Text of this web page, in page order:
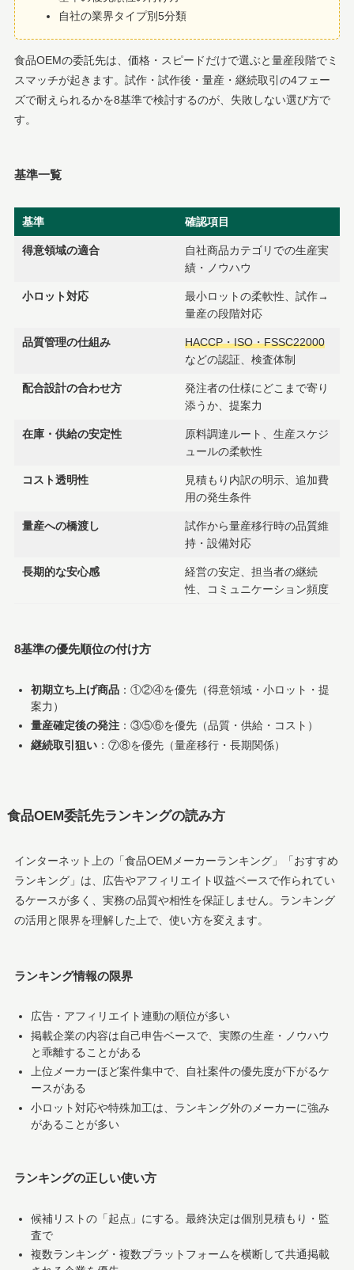
自社の業界タイプ別5分類
食品OEMの委託先は、価格・スピードだけで選ぶと量産段階でミ
スマッチが起きます。試作・試作後・量産・継続取引の4フェー
ズで耐えられるかを8基準で検討するのが、失敗しない選び方で
す。
基準一覧
基準 確認項目
得意領域の適合
自社商品カテゴリでの生産実
績・ノウハウ
小ロット対応
最小ロットの柔軟性、試作→
量産の段階対応
品質管理の仕組み
HACCP・ISO・FSSC22000
などの認証、検査体制
配合設計の合わせ方
発注者の仕様にどこまで寄り
添うか、提案力
在庫・供給の安定性
原料調達ルート、生産スケジ
ュールの柔軟性
コスト透明性
見積もり内訳の明示、追加費
用の発生条件
量産への橋渡し
試作から量産移行時の品質維
持・設備対応
長期的な安心感
経営の安定、担当者の継続
性、コミュニケーション頻度
8基準の優先順位の付け方
初期立ち上げ商品：①②④を優先（得意領域・小ロット・提
案力）
量産確定後の発注：③⑤⑥を優先（品質・供給・コスト）
継続取引狙い：⑦⑧を優先（量産移行・長期関係）
食品OEM委託先ランキングの読み方
インターネット上の「食品OEMメーカーランキング」「おすすめ
ランキング」は、広告やアフィリエイト収益ベースで作られてい
るケースが多く、実務の品質や相性を保証しません。ランキング
の活用と限界を理解した上で、使い方を変えます。
ランキング情報の限界
広告・アフィリエイト連動の順位が多い
掲載企業の内容は自己申告ベースで、実際の生産・ノウハウ
と乖離することがある
上位メーカーほど案件集中で、自社案件の優先度が下がるケ
ースがある
小ロット対応や特殊加工は、ランキング外のメーカーに強み
があることが多い
ランキングの正しい使い方
候補リストの「起点」にする。最終決定は個別見積もり・監
査で
複数ランキング・複数プラットフォームを横断して共通掲載